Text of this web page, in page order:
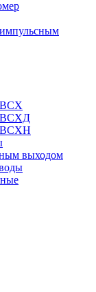
ВСХ
ВСХД
ВСХН
выходом